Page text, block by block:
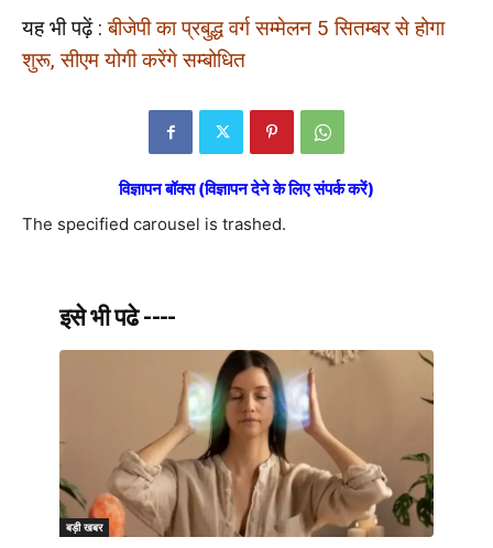
यह भी पढ़ें :बीजेपी का प्रबुद्ध वर्ग सम्मेलन 5 सितम्बर से होगा
शुरू, सीएम योगी करेंगे सम्बोधित
विज्ञापन बॉक्स (विज्ञापन देने के लिए संपर्क करें)
The specified carousel is trashed.
इसे भी पढे ----
बड़ी खबर